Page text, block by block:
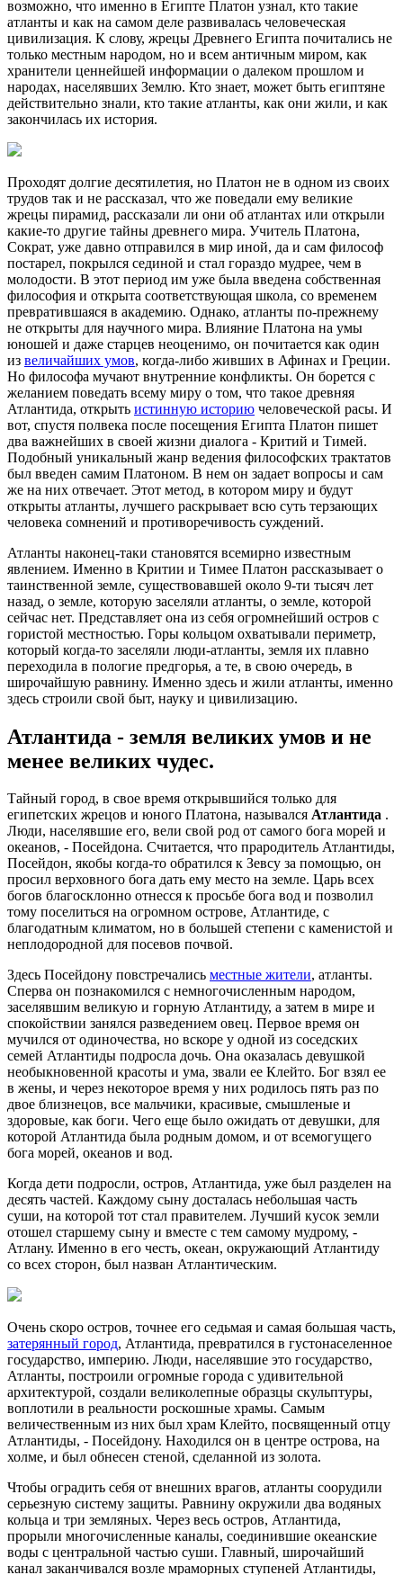
возможно, что именно в Египте Платон узнал, кто такие
атланты и как на самом деле развивалась человеческая
цивилизация. К слову, жрецы Древнего Египта почитались не
только местным народом, но и всем античным миром, как
хранители ценнейшей информации о далеком прошлом и
народах, населявших Землю. Кто знает, может быть египтяне
действительно знали, кто такие атланты, как они жили, и как
закончилась их история.
Проходят долгие десятилетия, но Платон не в одном из своих
трудов так и не рассказал, что же поведали ему великие
жрецы пирамид, рассказали ли они об атлантах или открыли
какие-то другие тайны древнего мира. Учитель Платона,
Сократ, уже давно отправился в мир иной, да и сам философ
постарел, покрылся сединой и стал гораздо мудрее, чем в
молодости. В этот период им уже была введена собственная
философия и открыта соответствующая школа, со временем
превратившаяся в академию. Однако, атланты по-прежнему
не открыты для научного мира. Влияние Платона на умы
юношей и даже старцев неоценимо, он почитается как один
из величайших умов, когда-либо живших в Афинах и Греции.
Но философа мучают внутренние конфликты. Он борется с
желанием поведать всему миру о том, что такое древняя
Атлантида, открыть истинную историю человеческой расы. И
вот, спустя полвека после посещения Египта Платон пишет
два важнейших в своей жизни диалога - Критий и Тимей.
Подобный уникальный жанр ведения философских трактатов
был введен самим Платоном. В нем он задает вопросы и сам
же на них отвечает. Этот метод, в котором миру и будут
открыты атланты, лучшего раскрывает всю суть терзающих
человека сомнений и противоречивость суждений.
Атланты наконец-таки становятся всемирно известным
явлением. Именно в Критии и Тимее Платон рассказывает о
таинственной земле, существовавшей около 9-ти тысяч лет
назад, о земле, которую заселяли атланты, о земле, которой
сейчас нет. Представляет она из себя огромнейший остров с
гористой местностью. Горы кольцом охватывали периметр,
который когда-то заселяли люди-атланты, земля их плавно
переходила в пологие предгорья, а те, в свою очередь, в
широчайшую равнину. Именно здесь и жили атланты, именно
здесь строили свой быт, науку и цивилизацию.
Атлантида - земля великих умов и не
менее великих чудес.
Тайный город, в свое время открывшийся только для
египетских жрецов и юного Платона, назывался Атлантида .
Люди, населявшие его, вели свой род от самого бога морей и
океанов, - Посейдона. Считается, что прародитель Атлантиды,
Посейдон, якобы когда-то обратился к Зевсу за помощью, он
просил верховного бога дать ему место на земле. Царь всех
богов благосклонно отнесся к просьбе бога вод и позволил
тому поселиться на огромном острове, Атлантиде, с
благодатным климатом, но в большей степени с каменистой и
неплодородной для посевов почвой.
Здесь Посейдону повстречались местные жители, атланты.
Сперва он познакомился с немногочисленным народом,
заселявшим великую и горную Атлантиду, а затем в мире и
спокойствии занялся разведением овец. Первое время он
мучился от одиночества, но вскоре у одной из соседских
семей Атлантиды подросла дочь. Она оказалась девушкой
необыкновенной красоты и ума, звали ее Клейто. Бог взял ее
в жены, и через некоторое время у них родилось пять раз по
двое близнецов, все мальчики, красивые, смышленые и
здоровые, как боги. Чего еще было ожидать от девушки, для
которой Атлантида была родным домом, и от всемогущего
бога морей, океанов и вод.
Когда дети подросли, остров, Атлантида, уже был разделен на
десять частей. Каждому сыну досталась небольшая часть
суши, на которой тот стал правителем. Лучший кусок земли
отошел старшему сыну и вместе с тем самому мудрому, -
Атлану. Именно в его честь, океан, окружающий Атлантиду
со всех сторон, был назван Атлантическим.
Очень скоро остров, точнее его седьмая и самая большая часть,
затерянный город, Атлантида, превратился в густонаселенное
государство, империю. Люди, населявшие это государство,
Атланты, построили огромные города с удивительной
архитектурой, создали великолепные образцы скульптуры,
воплотили в реальности роскошные храмы. Самым
величественным из них был храм Клейто, посвященный отцу
Атлантиды, - Посейдону. Находился он в центре острова, на
холме, и был обнесен стеной, сделанной из золота.
Чтобы оградить себя от внешних врагов, атланты соорудили
серьезную систему защиты. Равнину окружили два водяных
кольца и три земляных. Через весь остров, Атлантида,
прорыли многочисленные каналы, соединившие океанские
воды с центральной частью суши. Главный, широчайший
канал заканчивался возле мраморных ступеней Атлантиды,